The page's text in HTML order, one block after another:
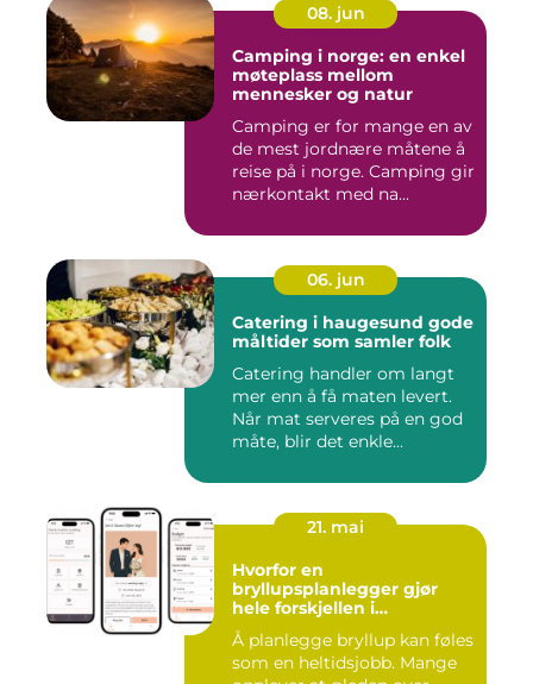
08. jun
Camping i norge: en enkel
møteplass mellom
mennesker og natur
Camping er for mange en av
de mest jordnære måtene å
reise på i norge. Camping gir
nærkontakt med na...
06. jun
Catering i haugesund gode
måltider som samler folk
Catering handler om langt
mer enn å få maten levert.
Når mat serveres på en god
måte, blir det enkle...
21. mai
Hvorfor en
bryllupsplanlegger gjør
hele forskjellen i
bryllupsplanleggingen
Å planlegge bryllup kan føles
som en heltidsjobb. Mange